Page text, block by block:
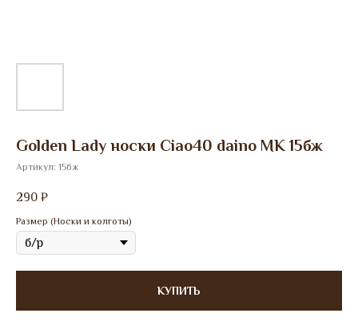
Golden Lady носки Ciao40 daino МК 15бж
Артикул: 15бж
290 ₽
Размер (Носки и колготы)
КУПИТЬ